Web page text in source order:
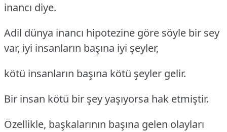
inancı diye.
Adil dünya inancı hipotezine göre söyle bir sey
var, iyi insanların başına iyi şeyler,
kötü insanların başına kötü şeyler gelir.
Bir insan kötü bir şey yaşıyorsa hak etmiştir.
Özellikle, başkalarının başına gelen olayları